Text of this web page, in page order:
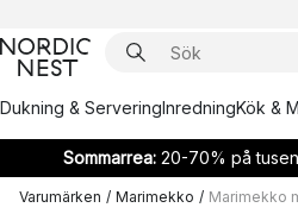
Dukning & ServeringInredningKök &
Sommarrea:20-70% på
Varumärken / Marimekko / Marimekko